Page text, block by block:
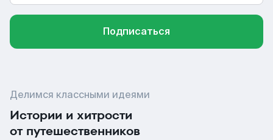
Подписаться
Делимся классными идеями
Истории и хитрости
от путешественников